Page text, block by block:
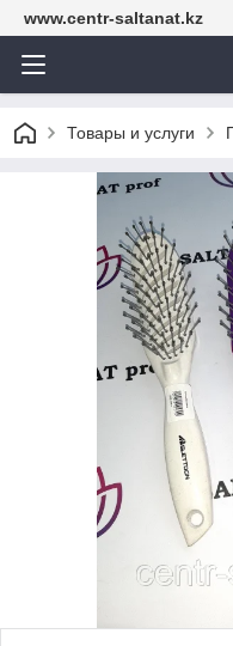
www.centr-saltanat.kz
Товары и услуги